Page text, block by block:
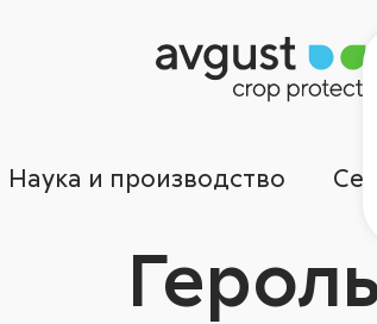
Наука и производство